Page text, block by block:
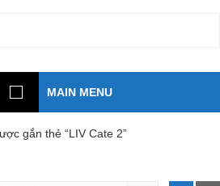
MAIN MENU
gắn thẻ “LIV Cate 2”